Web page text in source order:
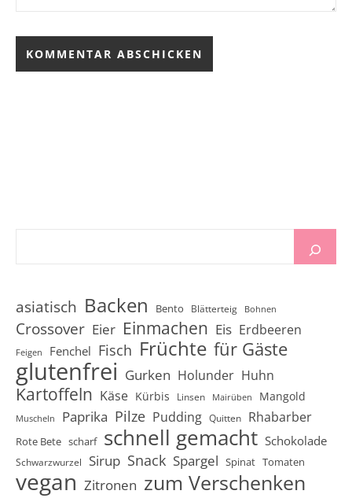
asiatisch Backen Bento Blätterteig Bohnen
Crossover Eier Einmachen Eis Erdbeeren
Feigen Fenchel Fisch Früchte für Gäste
glutenfrei Gurken Holunder Huhn
Kartoffeln Käse Kürbis Linsen Mairüben Mangold
Muscheln Paprika Pilze Pudding Quitten Rhabarber
Rote Bete scharf schnell gemacht Schokolade
Schwarzwurzel Sirup Snack Spargel Spinat Tomaten
vegan Zitronen zum Verschenken